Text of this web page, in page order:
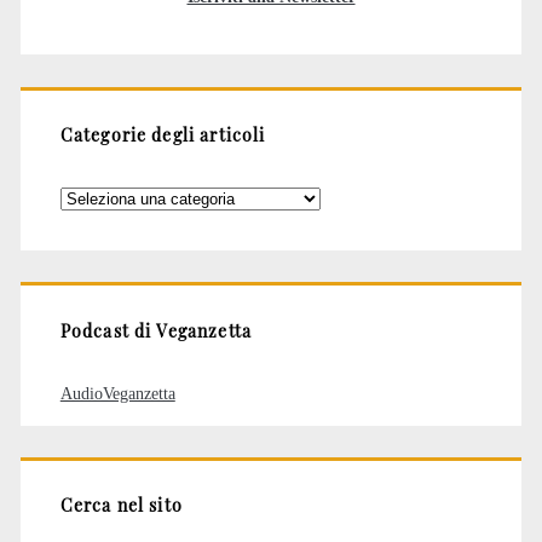
Categorie degli articoli
Categorie
Podcast di Veganzetta
AudioVeganzetta
Cerca nel sito